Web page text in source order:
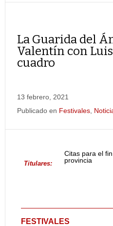
La Guarida del
Valentín con
cuadro
13 febrero, 2021
Publicado en Festivales
Titulares:
Citas para el
provincia
FESTIVALES